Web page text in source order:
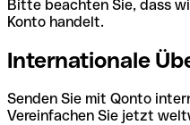
Bitte beachten Sie, dass
Konto handelt.
Internationale
Senden Sie mit Qonto
Vereinfachen Sie jetzt